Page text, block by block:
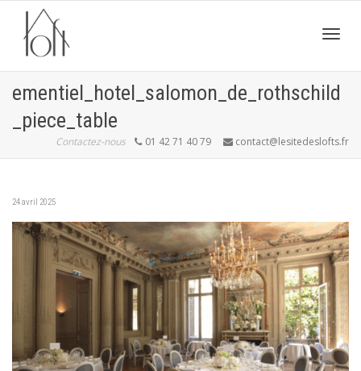
ementiel_hotel_salomon_de_rothschild
_piece_table
Contactez-nous 01 42 71 40 79 contact@lesitedeslofts.fr
24 avril 2025